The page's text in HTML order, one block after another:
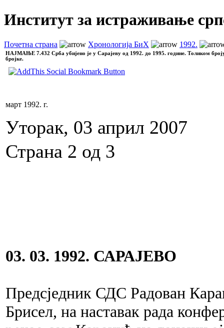
Институт за истраживање
Почетна страна Хронологија БиХ 1992.
НАЈМАЊЕ 7.432 Срба убијено је у Сарајеву од 1992. до 1995. године. Толиком
бројке.
март 1992. г.
Уторак, 03 април 2007
Страна 2 од 3
03. 03. 1992. САРАЈЕВО
Предсједник СДС Радован
Брисел, на наставак рада